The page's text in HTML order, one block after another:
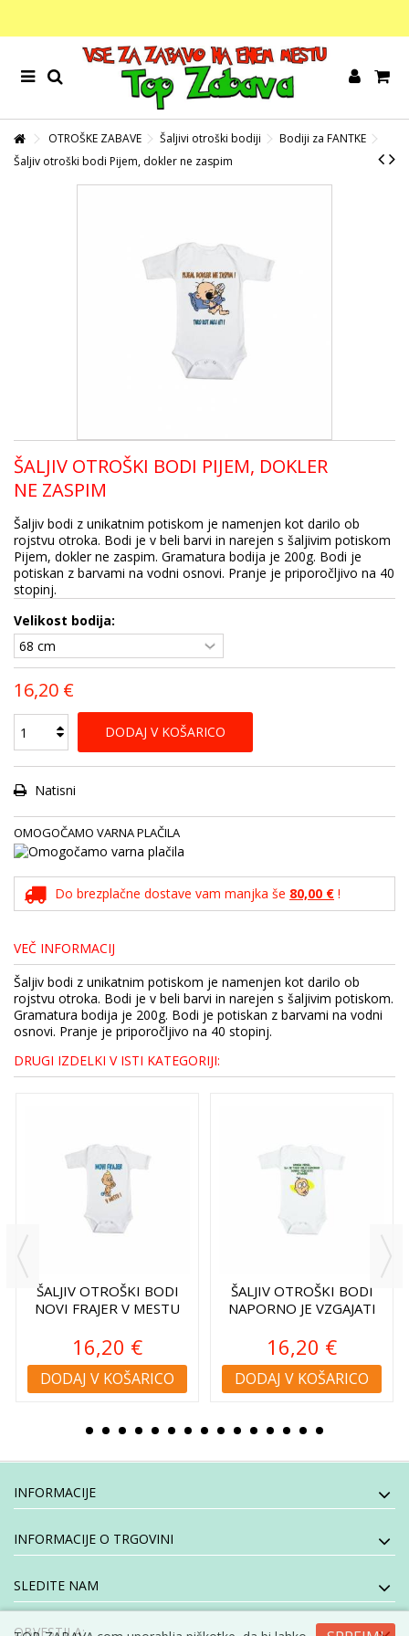
OTROŠKE ZABAVE Šaljivi otroški bodiji
Bodiji za FANTKE
Šaljiv otroški bodi Pijem, dokler ne zaspim
ŠALJIV OTROŠKI BODI PIJEM, DOKLER
NE ZASPIM
Šaljiv bodi z unikatnim potiskom je namenjen kot darilo ob
rojstvu otroka. Bodi je v beli barvi in narejen s šaljivim potiskom
Pijem, dokler ne zaspim. Gramatura bodija je 200g. Bodi je
potiskan z barvami na vodni osnovi. Pranje je priporočljivo na 40
stopinj.
Velikost bodija:
16,20 €
DODAJ V KOŠARICO
Natisni
OMOGOČAMO VARNA PLAČILA
Do brezplačne dostave vam manjka še 80,00 € !
VEČ INFORMACIJ
Šaljiv bodi z unikatnim potiskom je namenjen kot darilo ob
rojstvu otroka. Bodi je v beli barvi in narejen s šaljivim potiskom.
Gramatura bodija je 200g. Bodi je potiskan z barvami na vodni
osnovi. Pranje je priporočljivo na 40 stopinj.
DRUGI IZDELKI V ISTI KATEGORIJI:
ŠALJIV OTROŠKI BODI
NOVI FRAJER V MESTU
16,20 €
DODAJ V KOŠARICO
ŠALJIV OTROŠKI BODI
NAPORNO JE VZGAJATI
16,20 €
DODAJ V KOŠARICO
INFORMACIJE
INFORMACIJE O TRGOVINI
SLEDITE NAM
OBVESTILA: